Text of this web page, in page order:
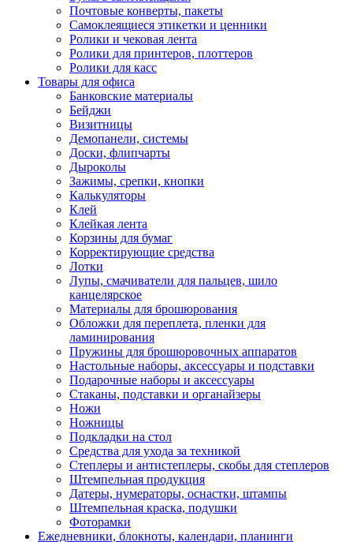
Почтовые конверты, пакеты
Самоклеящиеся этикетки и ценники
Ролики и чековая лента
Ролики для принтеров, плоттеров
Ролики для касс
Товары для офиса
Банковские материалы
Бейджи
Визитницы
Демопанели, системы
Доски, флипчарты
Дыроколы
Зажимы, срепки, кнопки
Калькуляторы
Клей
Клейкая лента
Корзины для бумаг
Корректирующие средства
Лотки
Лупы, смачиватели для пальцев, шило
канцелярское
Материалы для брошюрования
Обложки для переплета, пленки для
ламинирования
Пружины для брошюровочных аппаратов
Настольные наборы, аксессуары и подставки
Подарочные наборы и аксессуары
Стаканы, подставки и органайзеры
Ножи
Ножницы
Подкладки на стол
Средства для ухода за техникой
Степлеры и антистеплеры, скобы для степлеров
Штемпельная продукция
Датеры, нумераторы, оснастки, штампы
Штемпельная краска, подушки
Фоторамки
Ежедневники, блокноты, календари, планинги